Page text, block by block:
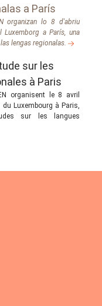
a París
organizan lo 8 d'abriu
Luxemborg a París, una
lengas regionalas.
sur les
à Paris
organisent le 8 avril
Luxembourg à Paris,
sur les langues